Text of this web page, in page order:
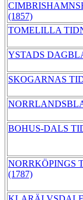
(1857)
TOMELILLA
YSTADS
SKOGARNAS
BOHUS-DALS
NORRKÖPINGS
(1787)